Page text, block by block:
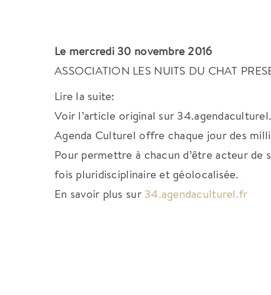
Le mercredi 30 novembre 2016
ASSOCIATION LES NUITS DU CHAT
Lire la suite:
Voir l’article original sur
Agenda Culturel offre chaque jour des
Pour permettre à chacun d’être acteur
fois pluridisciplinaire et géolocalisée.
En savoir plus sur 34.agendaculturel.fr